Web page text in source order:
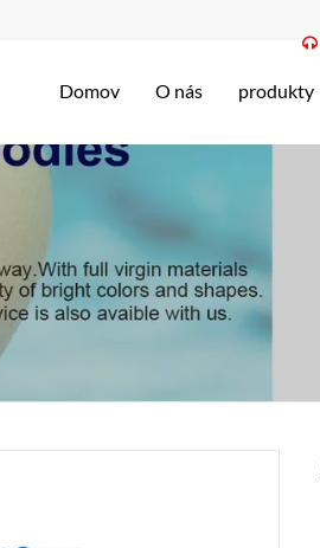

Domov O nás produkty